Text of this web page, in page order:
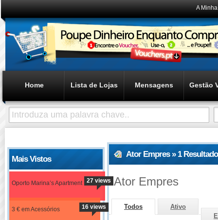
A
Home Lista de Lojas Mensagens Gestão
Mais Vistos
Oporto Marina’s Apartment 27 views
3 € em Acessórios 16 views
Ator Empres » 1
Ator Empres
Todos
Ativo